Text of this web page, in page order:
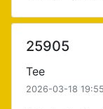
25905
Tee
2026-03-18